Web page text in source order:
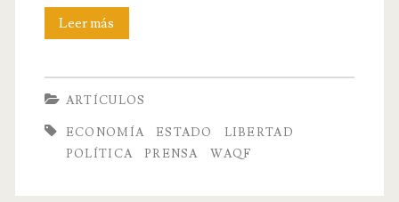
Leer más
la
ARTÍCULOS
ECONOMÍA ESTADO
LIBERTAD
POLÍTICA
PRENSA WAQF